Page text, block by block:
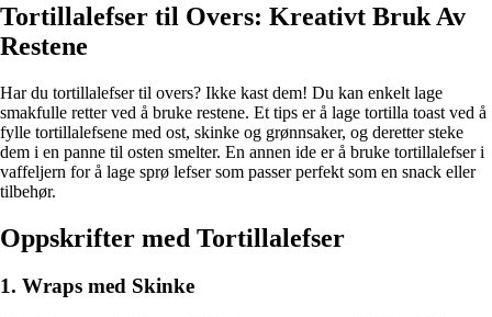
Tortillalefser til Overs: Kreativt Bruk Av
Restene
Har du tortillalefser til overs? Ikke kast dem! Du kan enkelt lage
smakfulle retter ved å bruke restene. Et tips er å lage tortilla toast ved å
fylle tortillalefsene med ost, skinke og grønnsaker, og deretter steke
dem i en panne til osten smelter. En annen ide er å bruke tortillalefser i
vaffeljern for å lage sprø lefser som passer perfekt som en snack eller
tilbehør.
Oppskrifter med Tortillalefser
1. Wraps med Skinke